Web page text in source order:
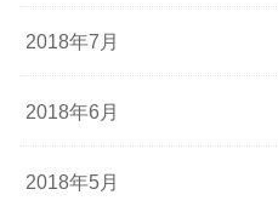
2018年7月
2018年6月
2018年5月